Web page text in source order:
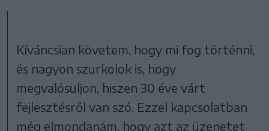
Kíváncsian követem, hogy mi fog történni,
és nagyon szurkolok is, hogy
megvalósuljon, hiszen 30 éve várt
fejlesztésről van szó. Ezzel kapcsolatban
még elmondanám, hogy azt az üzenetet